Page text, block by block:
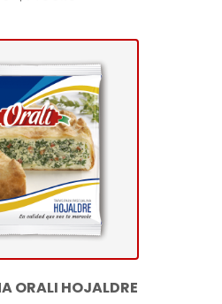
ORALI HOJALDRE